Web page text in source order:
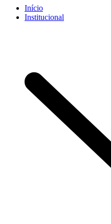
Início
Institucional